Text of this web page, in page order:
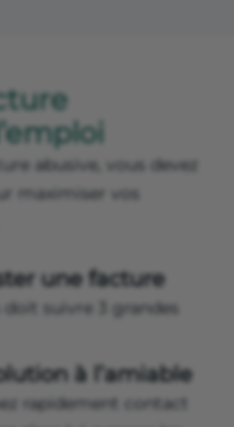
abusive, vous devez
maximiser vos
une facture
doit suivre 3 grandes
à l’amiable
rapidement contact